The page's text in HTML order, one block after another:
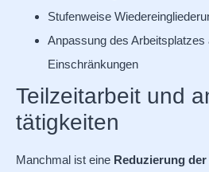
Stufenweise
Anpassung des Arbeitsplatzes
Einschränkungen
Teilzeitarbeit und
tätigkeiten
Manchmal ist eine Reduzierung